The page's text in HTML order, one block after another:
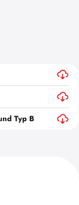
Typ B